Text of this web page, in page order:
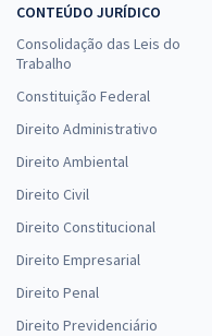
CONTEÚDO JURÍDICO
Consolidação das Leis do
Trabalho
Constituição Federal
Direito Administrativo
Direito Ambiental
Direito Civil
Direito Constitucional
Direito Empresarial
Direito Penal
Direito Previdenciário